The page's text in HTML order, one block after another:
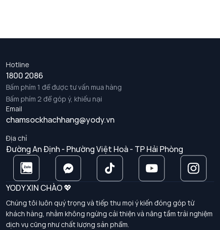
Hotline
1800 2086
Bấm phím 1 để được tư vấn mua hàng
Bấm phím 2 để góp ý, khiếu nại
Email
chamsockhachhang@yody.vn
Địa chỉ
Đường An Định - Phường Việt Hoà - TP Hải Phòng
YODY XIN CHÀO 💖
Chúng tôi luôn quý trọng và tiếp thu mọi ý kiến đóng góp từ
khách hàng, nhằm không ngừng cải thiện và nâng tầm trải nghiệm
dịch vụ cũng như chất lượng sản phẩm.